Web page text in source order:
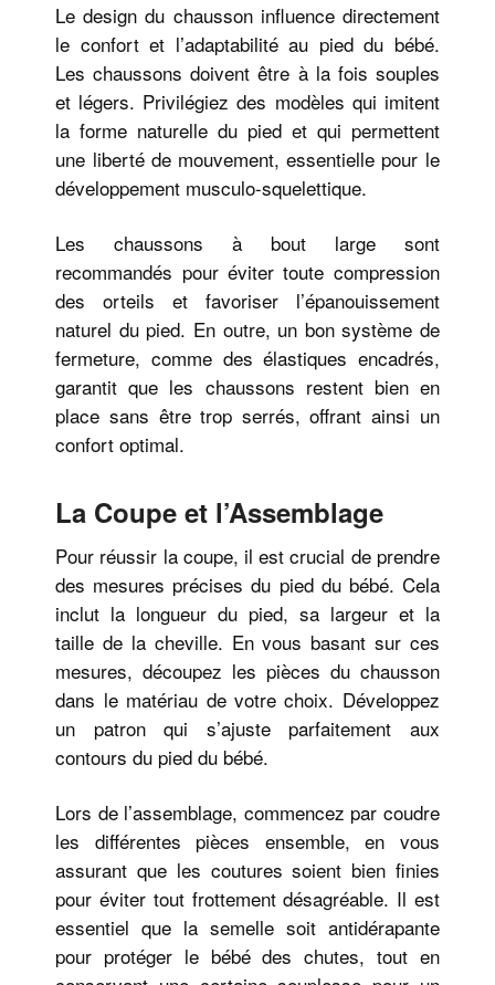
Le design du chausson influence directement
le confort et l’adaptabilité au pied du bébé.
Les chaussons doivent être à la fois souples
et légers. Privilégiez des modèles qui imitent
la forme naturelle du pied et qui permettent
une liberté de mouvement, essentielle pour le
développement musculo-squelettique.
Les chaussons à bout large sont
recommandés pour éviter toute compression
des orteils et favoriser l’épanouissement
naturel du pied. En outre, un bon système de
fermeture, comme des élastiques encadrés,
garantit que les chaussons restent bien en
place sans être trop serrés, offrant ainsi un
confort optimal.
La Coupe et l’Assemblage
Pour réussir la coupe, il est crucial de prendre
des mesures précises du pied du bébé. Cela
inclut la longueur du pied, sa largeur et la
taille de la cheville. En vous basant sur ces
mesures, découpez les pièces du chausson
dans le matériau de votre choix. Développez
un patron qui s’ajuste parfaitement aux
contours du pied du bébé.
Lors de l’assemblage, commencez par coudre
les différentes pièces ensemble, en vous
assurant que les coutures soient bien finies
pour éviter tout frottement désagréable. Il est
essentiel que la semelle soit antidérapante
pour protéger le bébé des chutes, tout en